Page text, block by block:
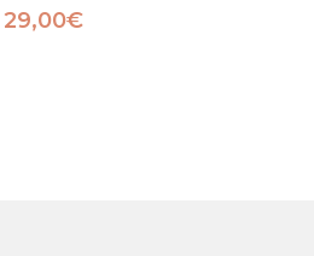
29,00€